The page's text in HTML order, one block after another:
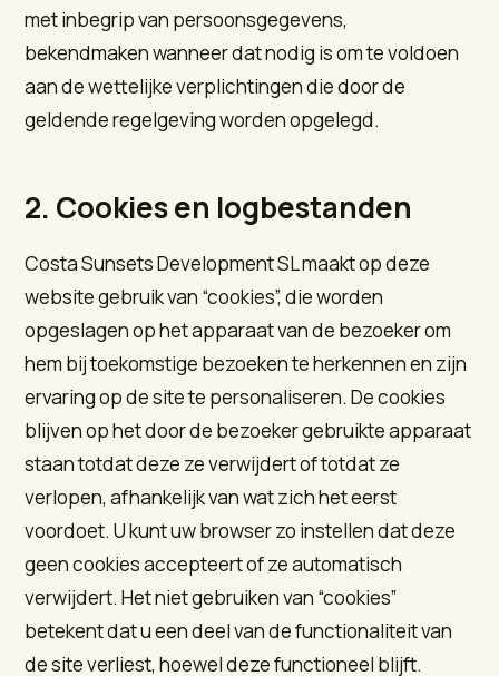
met inbegrip van persoonsgegevens,
bekendmaken wanneer dat nodig is om te voldoen
aan de wettelijke verplichtingen die door de
geldende regelgeving worden opgelegd.
2. Cookies en logbestanden
Costa Sunsets Development SL maakt op deze
website gebruik van “cookies”, die worden
opgeslagen op het apparaat van de bezoeker om
hem bij toekomstige bezoeken te herkennen en zijn
ervaring op de site te personaliseren. De cookies
blijven op het door de bezoeker gebruikte apparaat
staan totdat deze ze verwijdert of totdat ze
verlopen, afhankelijk van wat zich het eerst
voordoet. U kunt uw browser zo instellen dat deze
geen cookies accepteert of ze automatisch
verwijdert. Het niet gebruiken van “cookies”
betekent dat u een deel van de functionaliteit van
de site verliest, hoewel deze functioneel blijft.